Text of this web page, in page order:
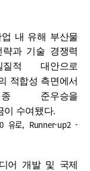
내 유해 부산물
과 기술 경쟁력
적 대안으로
적합성 측면에서
준우승을
이 수여됐다.
유로, Runner-up2 -
어 개발 및 국제